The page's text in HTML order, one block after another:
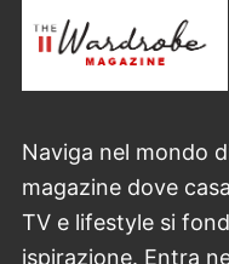
Naviga nel mondo
magazine dove
TV e lifestyle si
ispirazione. Entra